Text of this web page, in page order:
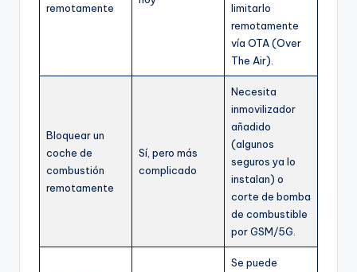
remotamente
limitarlo
remotamente
vía OTA (Over
The Air).
Bloquear un
coche de
combustión
remotamente
Sí, pero más
complicado
Necesita
inmovilizador
añadido
(algunos
seguros ya lo
instalan) o
corte de bomba
de combustible
por GSM/5G.
Se puede